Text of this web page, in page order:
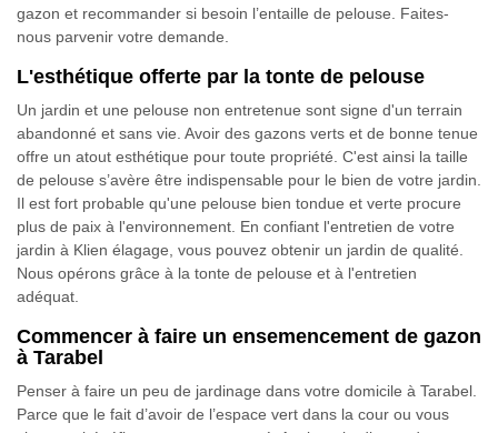
gazon et recommander si besoin l’entaille de pelouse. Faites-
nous parvenir votre demande.
L'esthétique offerte par la tonte de pelouse
Un jardin et une pelouse non entretenue sont signe d'un terrain
abandonné et sans vie. Avoir des gazons verts et de bonne tenue
offre un atout esthétique pour toute propriété. C'est ainsi la taille
de pelouse s’avère être indispensable pour le bien de votre jardin.
Il est fort probable qu'une pelouse bien tondue et verte procure
plus de paix à l'environnement. En confiant l'entretien de votre
jardin à Klien élagage, vous pouvez obtenir un jardin de qualité.
Nous opérons grâce à la tonte de pelouse et à l'entretien
adéquat.
Commencer à faire un ensemencement de gazon
à Tarabel
Penser à faire un peu de jardinage dans votre domicile à Tarabel.
Parce que le fait d’avoir de l’espace vert dans la cour ou vous